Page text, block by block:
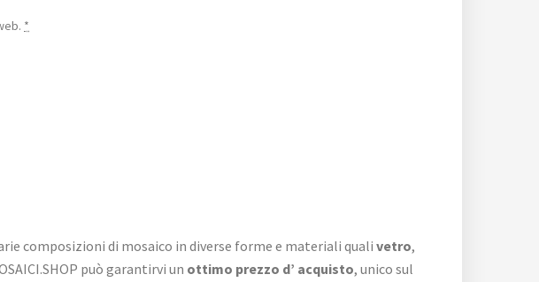
*
composizioni di mosaico in diverse forme e materiali quali vetro,
può garantirvi un ottimo prezzo d’ acquisto, unico sul